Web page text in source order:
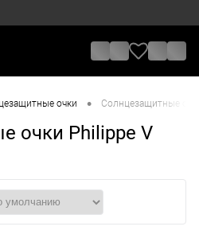
очки • Солнцезащитные
очки Philippe V